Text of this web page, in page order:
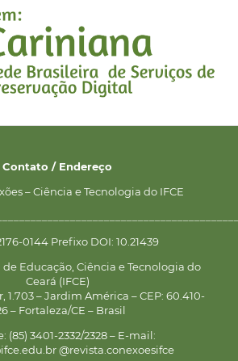
Contato / Endereço
– Ciência e Tecnologia do IFCE
0144 Prefixo DOI: 10.21439
Educação, Ciência e Tecnologia do
Ceará (IFCE)
1.703 – Jardim América – CEP: 60.410-
– Fortaleza/CE – Brasil
(85) 3401-2332/2328 – E-mail:
@revista.conexoesifce